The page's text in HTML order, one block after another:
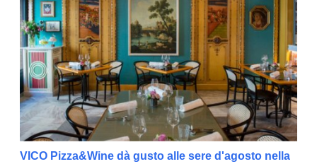
VICO Pizza&Wine dà gusto alle sere d'agosto nella